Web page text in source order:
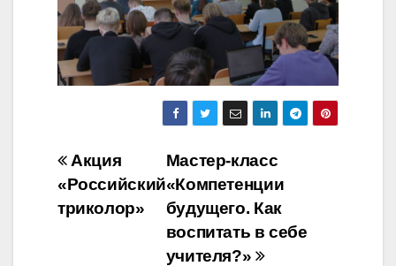
Навигация
по
записям
Мастер-класс
«Компетенции
будущего. Как
воспитать в себе
учителя?»
Акция
«Российский
триколор»